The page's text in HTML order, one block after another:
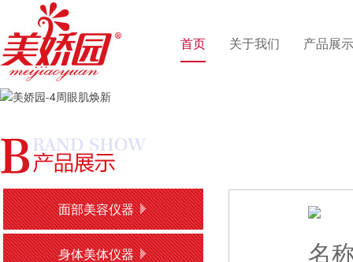
首页 关于我们 产品展示
面部美容仪器
身体美体仪器 名